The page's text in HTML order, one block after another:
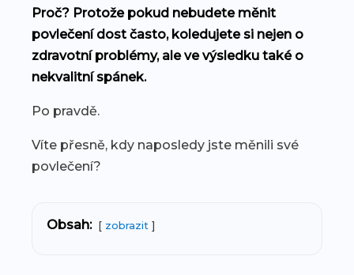
Proč? Protože pokud nebudete měnit
povlečení dost často, koledujete si nejen o
zdravotní problémy, ale ve výsledku také o
nekvalitní spánek.
Po pravdě.
Víte přesně, kdy naposledy jste měnili své
povlečení?
Obsah: zobrazit